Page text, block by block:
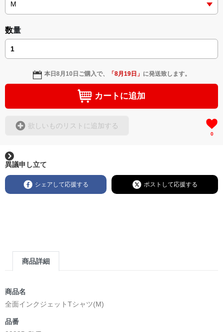
数量
本日8月10日 ご購入で、 「8月19日 」 に発送致します。
カートに追加
欲しいものリストに追加する
0
異議申し立て
シェアして応援する ポストして応援する
商品詳細
商品名
全面インクジェットTシャツ(M)
品番